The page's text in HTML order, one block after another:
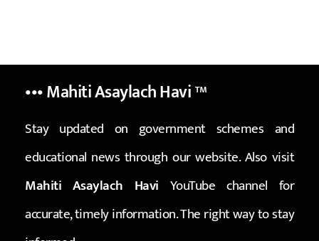
••• Mahiti Asaylach Havi™
Stay updated on government schemes and
educational news through our website. Also visit
Mahiti Asaylach Havi YouTube channel for
accurate, timely information. The right way to stay